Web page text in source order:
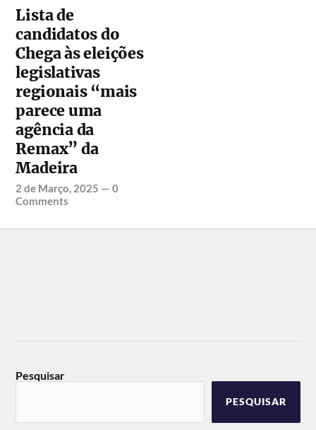
Lista de
candidatos do
Chega às eleições
legislativas
regionais “mais
parece uma
agência da
Remax” da
Madeira
2 de Março, 2025 —0
Comments
Pesquisar
PESQUISAR